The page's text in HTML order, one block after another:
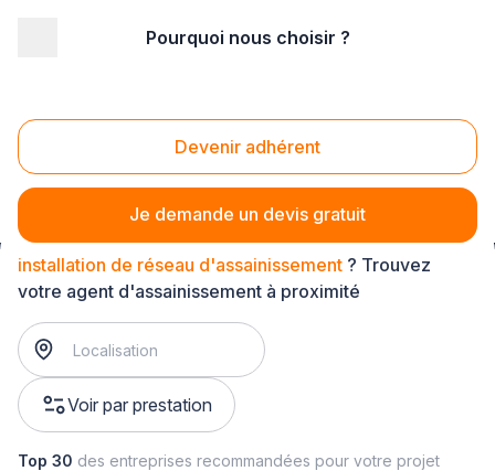
Pourquoi nous choisir ?
Devenir adhérent
Je demande un devis gratuit
Installation de réseau d'assainissement
installation de réseau d'assainissement ? Trouvez
votre agent d'assainissement à proximité
Voir par prestation
Top 30 des entreprises recommandées pour votre projet